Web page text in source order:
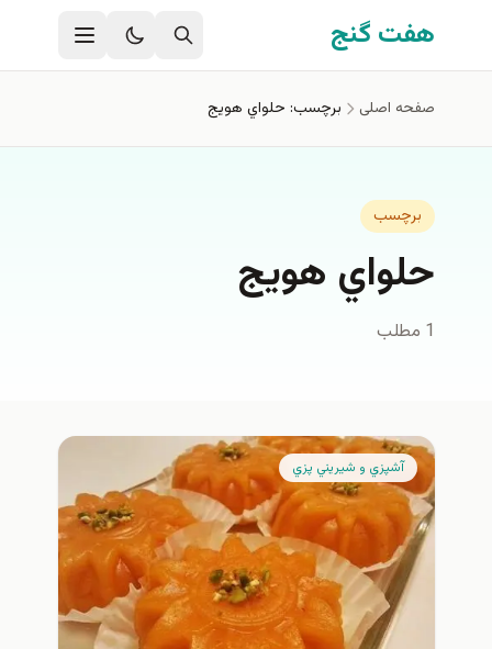
رفتن به محتوای اصلی
هفت گنج
صفحه اصلی برچسب: حلواي هويج
برچسب
حلواي هويج
1 مطلب
آشپزي و شيريني پزي